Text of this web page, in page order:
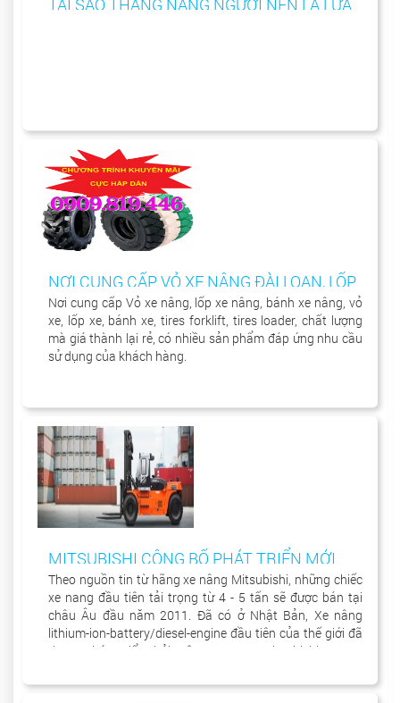
TẠI SAO THANG NÂNG NGƯỜI NÊN LÀ LỰA
NƠI CUNG CẤP VỎ XE NÂNG ĐÀI LOAN, LỐP
XE NÂNG ĐÀI LOAN, CHẤT LƯỢNG, GIÁ RẺ
BẤT NGỜ
Nơi cung cấp Vỏ xe nâng, lốp xe nâng, bánh xe nâng, vỏ
xe, lốp xe, bánh xe, tires forklift, tires loader, chất lượng
mà giá thành lại rẻ, có nhiều sản phẩm đáp ứng nhu cầu
sử dụng của khách hàng.
MITSUBISHI CÔNG BỐ PHÁT TRIỂN MỚI
NHẤT SỬ DỤNG CÔNG NGHỆ (HYBRID) LAI
CHO XE NÂNG
Theo nguồn tin từ hãng xe nâng Mitsubishi, những chiếc
xe nang đầu tiên tải trọng từ 4 - 5 tấn sẽ được bán tại
châu Âu đầu năm 2011. Đã có ở Nhật Bản, Xe nâng
lithium-ion-battery/diesel-engine đầu tiên của thế giới đã
được phát triển bởi công ty mẹ Mitsubishi Heavy